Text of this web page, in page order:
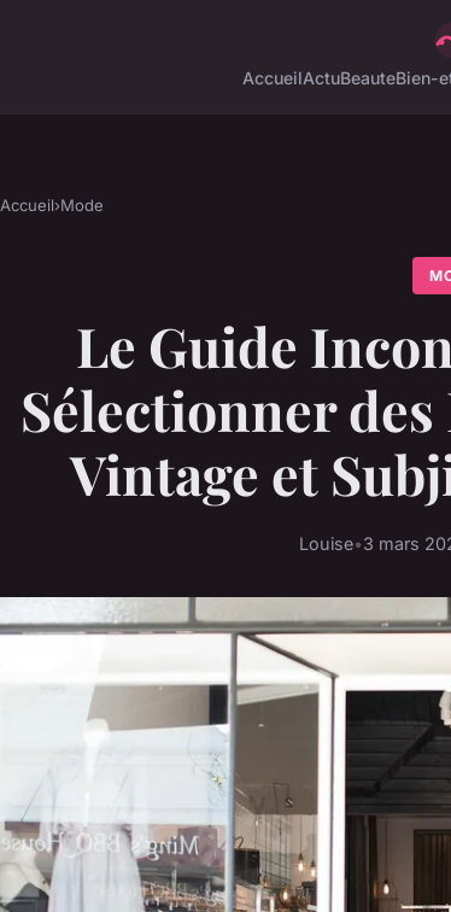
AccueilActuBeauteBien-
Accueil›Mode
Le Guide
Sélectionner
Vintage et
Louise•3 mars